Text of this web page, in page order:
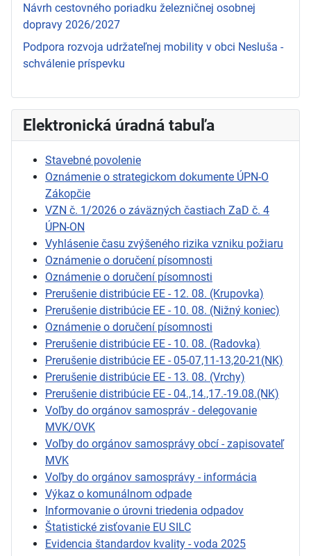
Návrh cestovného poriadku železničnej osobnej
dopravy 2026/2027
Podpora rozvoja udržateľnej mobility v obci Nesluša -
schválenie príspevku
Elektronická úradná tabuľa
Stavebné povolenie
Oznámenie o strategickom dokumente ÚPN-O
Zákopčie
VZN č. 1/2026 o záväzných častiach ZaD č. 4
ÚPN-ON
Vyhlásenie času zvýšeného rizika vzniku požiaru
Oznámenie o doručení písomnosti
Oznámenie o doručení písomnosti
Prerušenie distribúcie EE - 12. 08. (Krupovka)
Prerušenie distribúcie EE - 10. 08. (Nižný koniec)
Oznámenie o doručení písomnosti
Prerušenie distribúcie EE - 10. 08. (Radovka)
Prerušenie distribúcie EE - 05-07,11-13,20-21(NK)
Prerušenie distribúcie EE - 13. 08. (Vrchy)
Prerušenie distribúcie EE - 04.,14.,17.-19.08.(NK)
Voľby do orgánov samospráv - delegovanie
MVK/OVK
Voľby do orgánov samosprávy obcí - zapisovateľ
MVK
Voľby do orgánov samosprávy - informácia
Výkaz o komunálnom odpade
Informovanie o úrovni triedenia odpadov
Štatistické zisťovanie EU SILC
Evidencia štandardov kvality - voda 2025